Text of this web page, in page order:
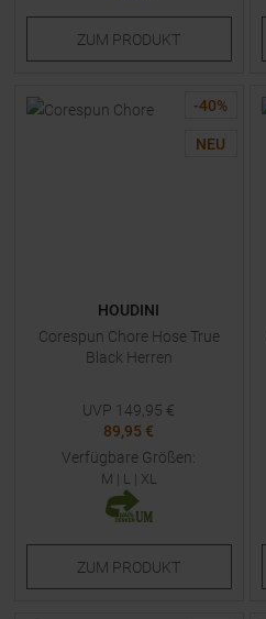
ZUM PRODUKT
-40%
NEU
HOUDINI
Corespun Chore Hose True
Black Herren
UVP 149,95 €
89,95 €
Verfügbare Größen:
M | L | XL
ZUM PRODUKT